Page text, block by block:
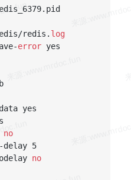
redis. log
error yes
yes
no
delay 5
no